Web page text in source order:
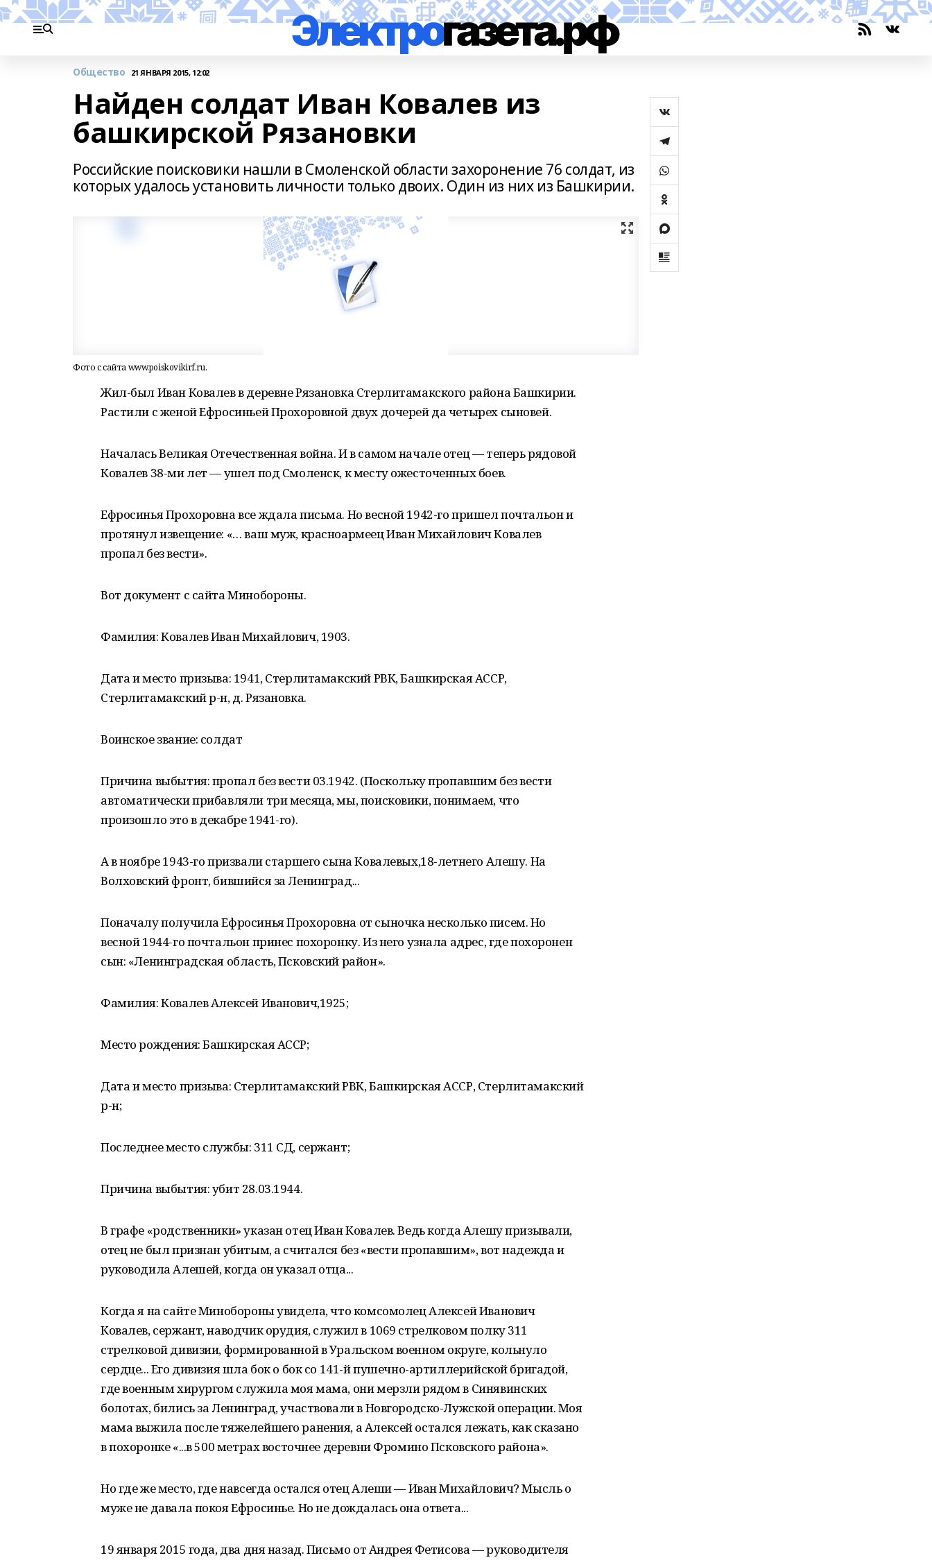
Общество 21 ЯНВАРЯ 2015, 12:02
Найден солдат Иван Ковалев из
башкирской Рязановки
Российские поисковики нашли в Смоленской области захоронение 76 солдат, из
которых удалось установить личности только двоих. Один из них из Башкирии.
Фото с сайта www.poiskovikirf.ru.
Жил-был Иван Ковалев в деревне Рязановка Стерлитамакского района Башкирии.
Растили с женой Ефросиньей Прохоровной двух дочерей да четырех сыновей.
Началась Великая Отечественная война. И в самом начале отец — теперь рядовой
Ковалев 38-ми лет — ушел под Смоленск, к месту ожесточенных боев.
Ефросинья Прохоровна все ждала письма. Но весной 1942-го пришел почтальон и
протянул извещение: «… ваш муж, красноармеец Иван Михайлович Ковалев
пропал без вести».
Вот документ с сайта Минобороны.
Фамилия: Ковалев Иван Михайлович, 1903.
Дата и место призыва: 1941, Стерлитамакский РВК, Башкирская АССР,
Стерлитамакский р-н, д. Рязановка.
Воинское звание: солдат
Причина выбытия: пропал без вести 03.1942. (Поскольку пропавшим без вести
автоматически прибавляли три месяца, мы, поисковики, понимаем, что
произошло это в декабре 1941-го).
А в ноябре 1943-го призвали старшего сына Ковалевых,18-летнего Алешу. На
Волховский фронт, бившийся за Ленинград...
Поначалу получила Ефросинья Прохоровна от сыночка несколько писем. Но
весной 1944-го почтальон принес похоронку. Из него узнала адрес, где похоронен
сын: «Ленинградская область, Псковский район».
Фамилия: Ковалев Алексей Иванович,1925;
Место рождения: Башкирская АССР;
Дата и место призыва: Стерлитамакский РВК, Башкирская АССР, Стерлитамакский
р-н;
Последнее место службы: 311 СД, сержант;
Причина выбытия: убит 28.03.1944.
В графе «родственники» указан отец Иван Ковалев. Ведь когда Алешу призывали,
отец не был признан убитым, а считался без «вести пропавшим», вот надежда и
руководила Алешей, когда он указал отца...
Когда я на сайте Минобороны увидела, что комсомолец Алексей Иванович
Ковалев, сержант, наводчик орудия, служил в 1069 стрелковом полку 311
стрелковой дивизии, формированной в Уральском военном округе, кольнуло
сердце... Его дивизия шла бок о бок со 141-й пушечно-артиллерийской бригадой,
где военным хирургом служила моя мама, они мерзли рядом в Синявинских
болотах, бились за Ленинград, участвовали в Новгородско-Лужской операции. Моя
мама выжила после тяжелейшего ранения, а Алексей остался лежать, как сказано
в похоронке «...в 500 метрах восточнее деревни Фромино Псковского района».
Но где же место, где навсегда остался отец Алеши — Иван Михайлович? Мысль о
муже не давала покоя Ефросинье. Но не дождалась она ответа...
19 января 2015 года, два дня назад. Письмо от Андрея Фетисова — руководителя